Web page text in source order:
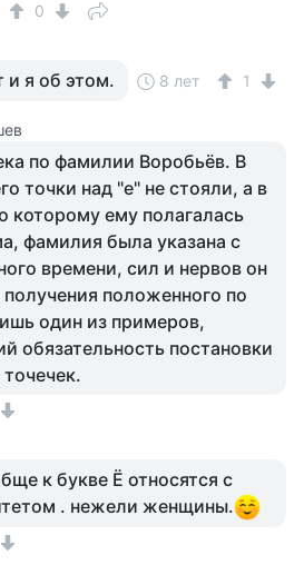
0
и я об этом. 8 лет 1
по фамилии Воробьёв. В
точки над "е" не стояли, а в
которому ему полагалась
фамилия была указана с
времени, сил и нервов он
получения положенного по
один из примеров,
обязательность постановки
к букве Ё относятся с
. нежели женщины.